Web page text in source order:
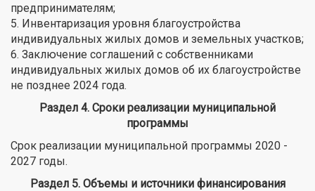
предпринимателям;
5. Инвентаризация уровня благоустройства
индивидуальных жилых домов и земельных участков;
6. Заключение соглашений с собственниками
индивидуальных жилых домов об их благоустройстве
не позднее 2024 года.
Раздел 4. Сроки реализации муниципальной
программы
Срок реализации муниципальной программы 2020 -
2027 годы.
Раздел 5. Объемы и источники финансирования